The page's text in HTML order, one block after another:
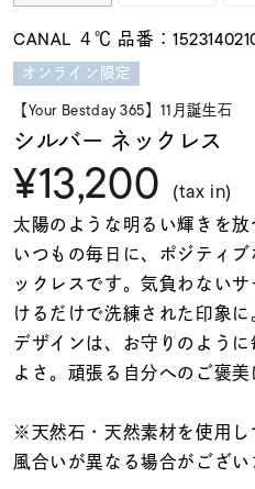
石の色
ファッションテイス
ト
着用シーン
コレクション
レディース
CANAL ４℃ 品番：
オンライン限定
【Your Bestday 365】11月誕生石
シルバー ネックレス
¥13,200 (tax in)
太陽のような明るい輝きを
いつもの毎日に、ポジティ
ックレスです。気負わない
けるだけで洗練された印象
デザインは、お守りのよう
よさ。頑張る自分へのご褒美
※天然石・天然素材を使用し
風合いが異なる場合がござい